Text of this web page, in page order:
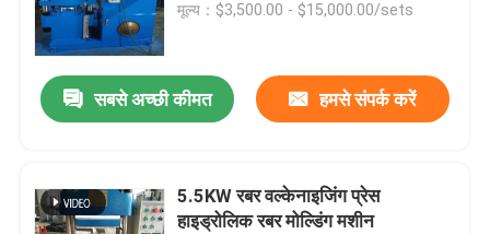
मूल्य：$3,500.00 - $15,000.00/sets
सबसे अच्छी कीमत हमसे संपर्क करें
5.5KW रबर वल्केनाइजिंग प्रेस
हाइड्रोलिक रबर मोल्डिंग मशीन